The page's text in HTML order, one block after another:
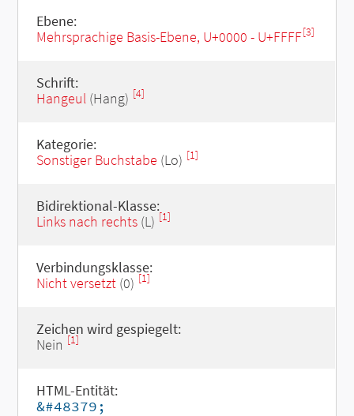
Ebene:
Mehrsprachige Basis-Ebene, U+0000 - U+FFFF[3]
Schrift:
Hangeul(Hang) [4]
Kategorie:
Sonstiger Buchstabe (Lo) [1]
Bidirektional-Klasse:
Links nach rechts(L) [1]
Verbindungsklasse:
Nicht versetzt(0) [1]
Zeichen wird gespiegelt:
Nein [1]
HTML-Entität:
&#48379;